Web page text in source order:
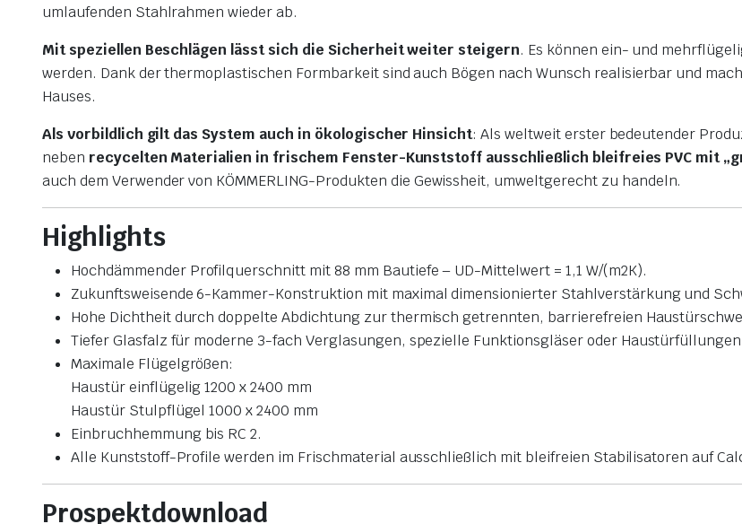
umlaufenden Stahlrahmen wieder ab.
Mit speziellen Beschlägen lässt sich die Sicherheit weiter steigern. Es können ein- und
werden. Dank der thermoplastischen Formbarkeit sind auch Bögen nach Wunsch realisierbar und
Hauses.
Als vorbildlich gilt das System auch in ökologischer Hinsicht: Als weltweit erster bedeutender
neben recycelten Materialien in frischem Fenster-Kunststoff ausschließlich bleifreies PVC mit
auch dem Verwender von KÖMMERLING-Produkten die Gewissheit, umweltgerecht zu handeln.
Highlights
Hochdämmender Profilquerschnitt mit 88 mm Bautiefe – UD-Mittelwert = 1,1 W/(m2K).
Zukunftsweisende 6-Kammer-Konstruktion mit maximal dimensionierter Stahlverstärkung und
Hohe Dichtheit durch doppelte Abdichtung zur thermisch getrennten, barrierefreien
Tiefer Glasfalz für moderne 3-fach Verglasungen, spezielle Funktionsgläser oder
Maximale Flügelgrößen:
Haustür einflügelig 1200 x 2400 mm
Haustür Stulpflügel 1000 x 2400 mm
Einbruchhemmung bis RC 2.
Alle Kunststoff-Profile werden im Frischmaterial ausschließlich mit bleifreien Stabilisatoren auf
Prospektdownload